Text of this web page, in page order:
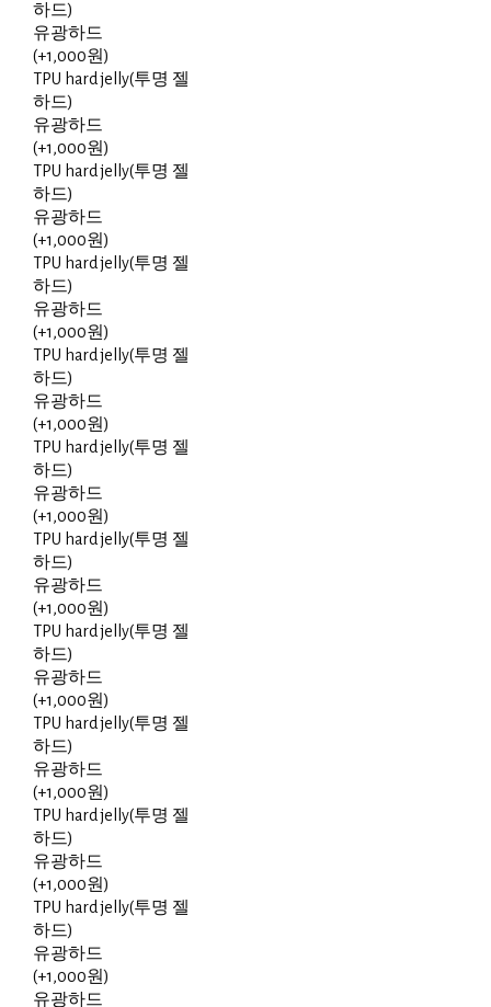
하드)
유광하드
(+1,000원)
TPU hard jelly(투명 젤
하드)
유광하드
(+1,000원)
TPU hard jelly(투명 젤
하드)
유광하드
(+1,000원)
TPU hard jelly(투명 젤
하드)
유광하드
(+1,000원)
TPU hard jelly(투명 젤
하드)
유광하드
(+1,000원)
TPU hard jelly(투명 젤
하드)
유광하드
(+1,000원)
TPU hard jelly(투명 젤
하드)
유광하드
(+1,000원)
TPU hard jelly(투명 젤
하드)
유광하드
(+1,000원)
TPU hard jelly(투명 젤
하드)
유광하드
(+1,000원)
TPU hard jelly(투명 젤
하드)
유광하드
(+1,000원)
TPU hard jelly(투명 젤
하드)
유광하드
(+1,000원)
유광하드